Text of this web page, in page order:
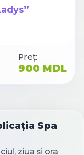
Preț:
900 MDL
Spa
ziua și ora